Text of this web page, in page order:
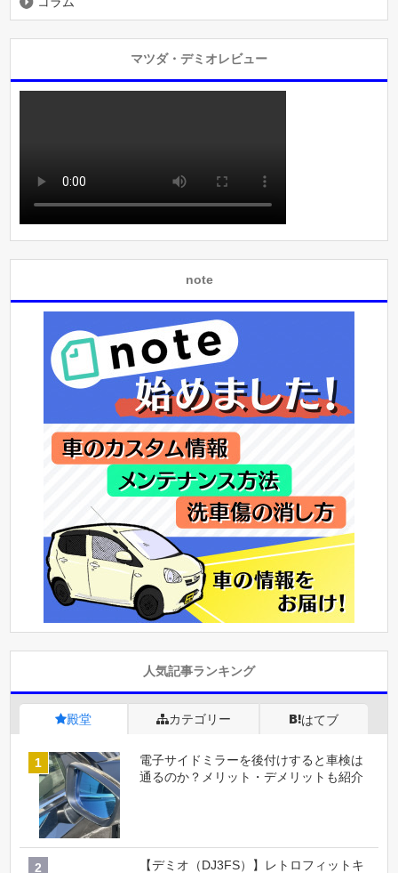
マツダ・デミオレビュー
note
人気記事ランキング
殿堂 カテゴリー はてブ
電子サイドミラーを後付けすると車検は
通るのか？メリット・デメリットも紹介
【デミオ（DJ3FS）】レトロフィットキ